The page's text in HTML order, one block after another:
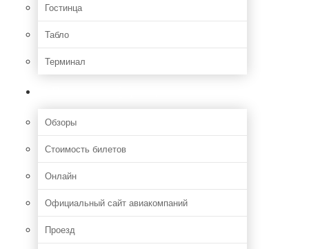
Гостинца
Табло
Терминал
Обзоры
Стоимость билетов
Онлайн
Официальный сайт авиакомпаний
Проезд